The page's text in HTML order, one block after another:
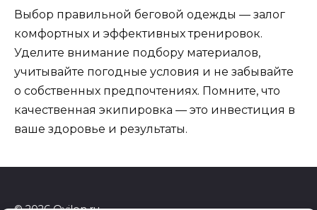
Выбор правильной беговой одежды — залог
комфортных и эффективных тренировок.
Уделите внимание подбору материалов,
учитывайте погодные условия и не забывайте
о собственных предпочтениях. Помните, что
качественная экипировка — это инвестиция в
ваше здоровье и результаты.